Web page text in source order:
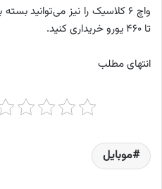
تا ۴۶۰ یورو خریداری کنید.
انتهای مطلب
موبایل